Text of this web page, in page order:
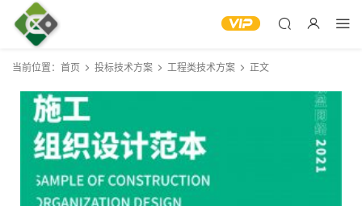
当前位置： 首页 投标技术方案 工程类技术方案 正文